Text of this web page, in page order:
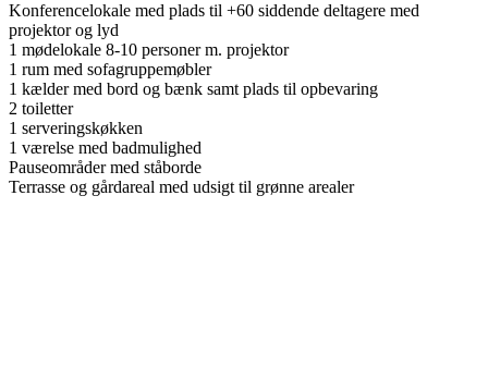
Konferencelokale med plads til +60 siddende deltagere med
projektor og lyd
1 mødelokale 8-10 personer m. projektor
1 rum med sofagruppemøbler
1 kælder med bord og bænk samt plads til opbevaring
2 toiletter
1 serveringskøkken
1 værelse med badmulighed
Pauseområder med ståborde
Terrasse og gårdareal med udsigt til grønne arealer